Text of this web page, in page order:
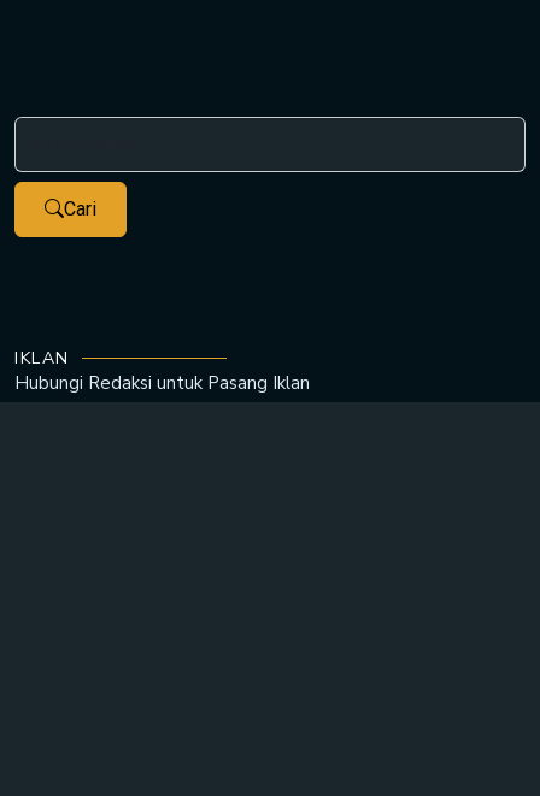
Cari
IKLAN
Hubungi Redaksi untuk Pasang Iklan